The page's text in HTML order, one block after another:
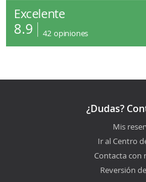
Excelente
8.9 42 opiniones
¿Dudas?
Mis
Ir al Centro
Contacta con
Reversión